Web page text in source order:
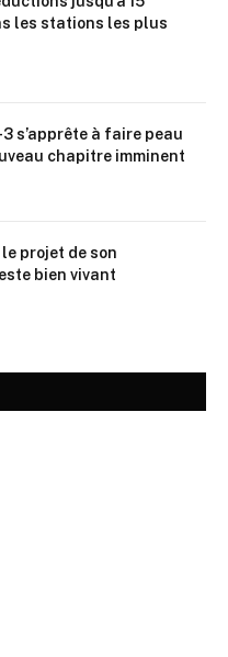
les stations les plus
3 s’apprête à faire peau
chapitre imminent
le projet de son
bien vivant